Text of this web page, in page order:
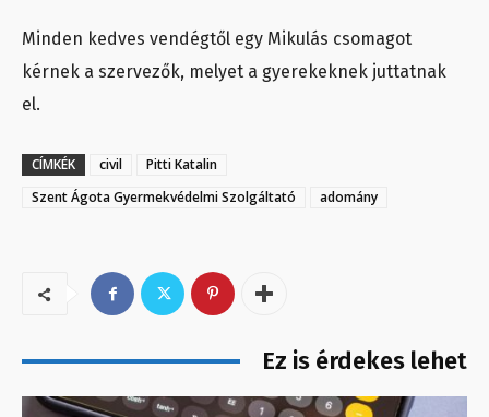
Minden kedves vendégtől egy Mikulás csomagot
kérnek a szervezők, melyet a gyerekeknek juttatnak
el.
CÍMKÉK civil
Pitti Katalin
Szent Ágota Gyermekvédelmi Szolgáltató
adomány
Ez is érdekes lehet